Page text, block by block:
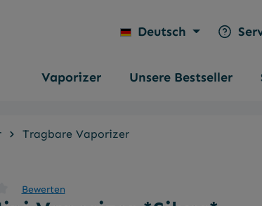
Deutsch
Vaporizer Unsere Bestseller
Tragbare Vaporizer
Bewertung von 0 von 5 Sternen
Bewerten